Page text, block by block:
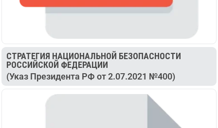
СТРАТЕГИЯ НАЦИОНАЛЬНОЙ БЕЗОПАСНОСТИ
РОССИЙСКОЙ ФЕДЕРАЦИИ
(Указ Президента РФ от 2.07.2021 №400)